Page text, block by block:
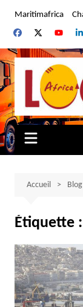
contenu
Maritimafrica
Accueil Blog
Étiquette :